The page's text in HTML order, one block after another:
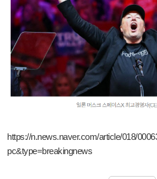
https://n.news.naver.com/article/018/
pc&type=breakingnews